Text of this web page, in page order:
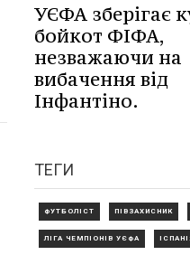
УЄФА зберігає
бойкот ФІФА,
незважаючи на
вибачення від
Інфантіно.
ТЕГИ
ФУТБОЛІСТ ПІВЗАХИСНИК
ЛІГА ЧЕМПІОНІВ УЄФА